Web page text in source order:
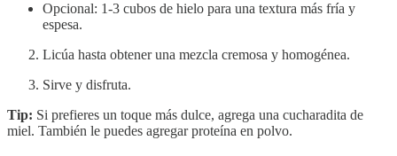
Opcional: 1-3 cubos de hielo para una textura más fría y
espesa.
Licúa hasta obtener una mezcla cremosa y homogénea.
Sirve y disfruta.
Tip: Si prefieres un toque más dulce, agrega una cucharadita de
miel. También le puedes agregar proteína en polvo.